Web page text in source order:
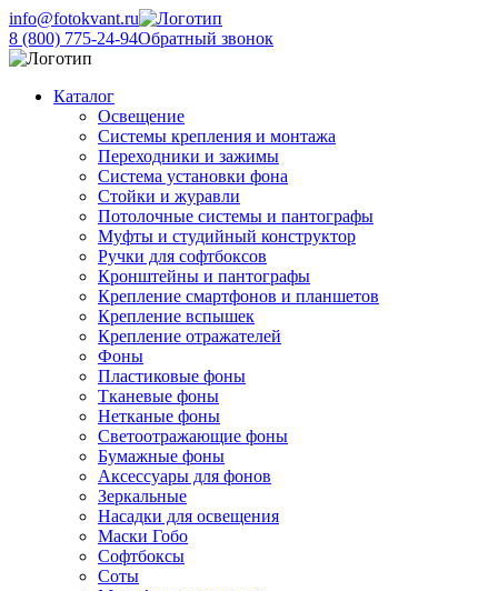
info@fotokvant.ru
8 (800) 775-24-94Обратный звонок
Каталог
Освещение
Системы крепления и монтажа
Переходники и зажимы
Система установки фона
Стойки и журавли
Потолочные системы и пантографы
Муфты и студийный конструктор
Ручки для софтбоксов
Кронштейны и пантографы
Крепление смартфонов и планшетов
Крепление вспышек
Крепление отражателей
Фоны
Пластиковые фоны
Тканевые фоны
Нетканые фоны
Светоотражающие фоны
Бумажные фоны
Аксессуары для фонов
Зеркальные
Насадки для освещения
Маски Гобо
Софтбоксы
Соты